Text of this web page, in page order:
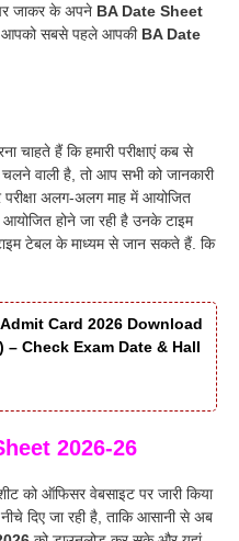
जाकर के अपने BA Date Sheet
आपको सबसे पहले आपकी BA Date
चाहते हैं कि हमारी परीक्षाएं कब से
चलने वाली है, तो आप सभी को जानकारी
अलग-अलग माह में आयोजित
आयोजित होने जा रही है उनके टाइम
टेबल के माध्यम से जान सकते हैं. कि
Card 2026 Download
– Check Exam Date & Hall
2026-26
को ऑफिसर वेबसाइट पर जारी किया
दिए जा रही है, ताकि आसानी से अब